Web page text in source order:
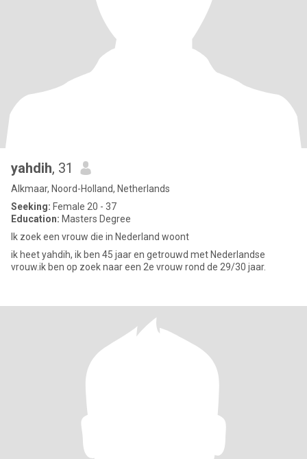
yahdih, 31
Alkmaar, Noord-Holland, Netherlands
Seeking: Female 20 - 37
Education: Masters Degree
Ik zoek een vrouw die in Nederland woont
ik heet yahdih, ik ben 45 jaar en getrouwd met Nederlandse
vrouw.ik ben op zoek naar een 2e vrouw rond de 29/30 jaar.